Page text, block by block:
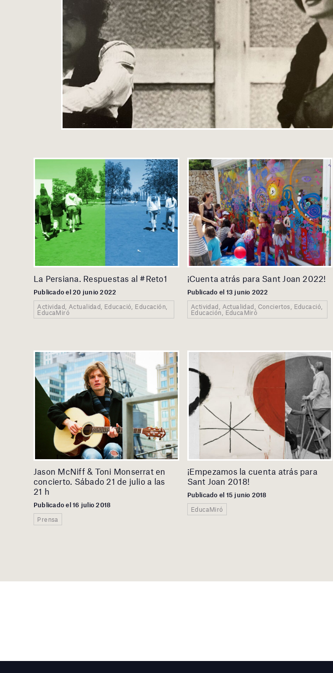
La Persiana. Respuestas al #Reto1
Publicado el 20 junio 2022
Actividad, Actualidad, Educació, Educación,
EducaMiró
¡Cuenta atrás para Sant Joan 2022!
Publicado el 13 junio 2022
Actividad, Actualidad, Conciertos, Educació,
Educación, EducaMiró
Jason McNiff & Toni Monserrat en
concierto. Sábado 21 de julio a las
21 h
Publicado el 16 julio 2018
Prensa
¡Empezamos la cuenta atrás para
Sant Joan 2018!
Publicado el 15 junio 2018
EducaMiró